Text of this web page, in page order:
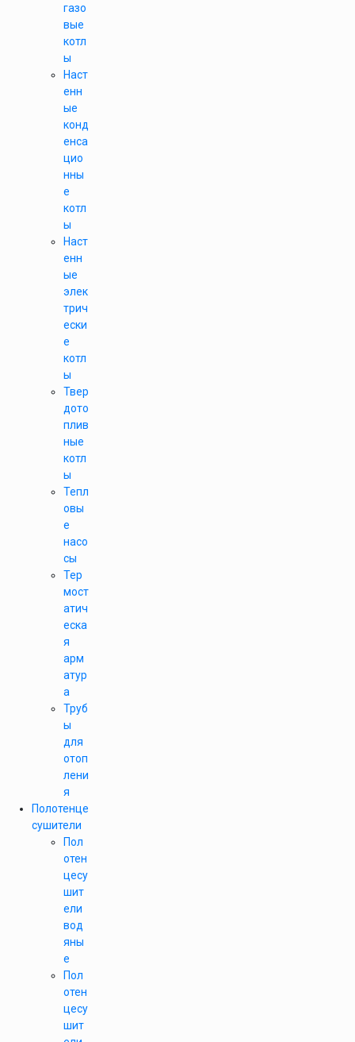
газо
вые
котл
ы
Наст
енн
ые
конд
енса
цио
нны
е
котл
ы
Наст
енн
ые
элек
трич
ески
е
котл
ы
Твер
дото
плив
ные
котл
ы
Тепл
овы
е
насо
сы
Тер
мост
атич
еска
я
арм
атур
а
Труб
ы
для
отоп
лени
я
Полотенце
сушители
Пол
отен
цесу
шит
ели
вод
яны
е
Пол
отен
цесу
шит